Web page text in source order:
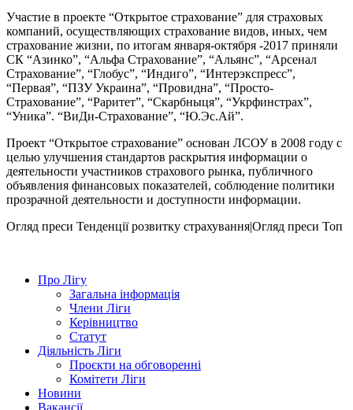
Участие в проекте “Открытое страхование” для страховых
компаний, осуществляющих страхование видов, иных, чем
страхование жизни, по итогам января-октября -2017 приняли
СК “Азинко”, “Альфа Страхование”, “Альянс”, “Арсенал
Страхование”, “Глобус”, “Индиго”, “Интерэкспресс”,
“Первая”, “ПЗУ Украина”, “Провидна”, “Просто-
Страхование”, “Раритет”, “Скарбныця”, “Укрфинстрах”,
“Уника”. “ВиДи-Страхование”, “Ю.Эс.Ай”.
Проект “Открытое страхование” основан ЛСОУ в 2008 году с
целью улучшения стандартов раскрытия информации о
деятельности участников страхового рынка, публичного
объявления финансовых показателей, соблюдение политики
прозрачной деятельности и доступности информации.
Огляд преси Тенденції розвитку страхування|Огляд преси Топ
Про Лігу
Загальна інформація
Члени Ліги
Керівництво
Статут
Діяльність Ліги
Проєкти на обговоренні
Комітети Ліги
Новини
Вакансії